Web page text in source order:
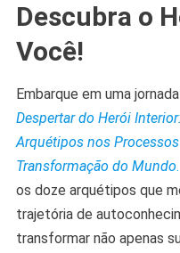
Descubra o
Você!
Embarque em uma
Despertar do Herói
Arquétipos nos
Transformação do Mundo.
os doze arquétipos que
trajetória de
transformar não apenas